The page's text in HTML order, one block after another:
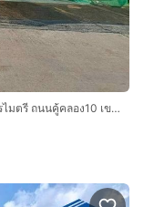
ที่ดินเปล่า 40 ตร.ว. หมู่บ้านกิตติชัย วิลล่า 3 ถนนมิตรไมตรี ถนนคู้คลอง10 เขตหนองจอก กรุงเทพมหานคร